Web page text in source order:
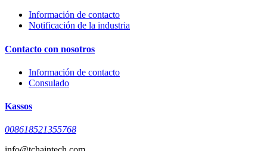
Información de contacto
Notificación de la industria
Contacto con nosotros
Información de contacto
Consulado
Kassos
008618521355768